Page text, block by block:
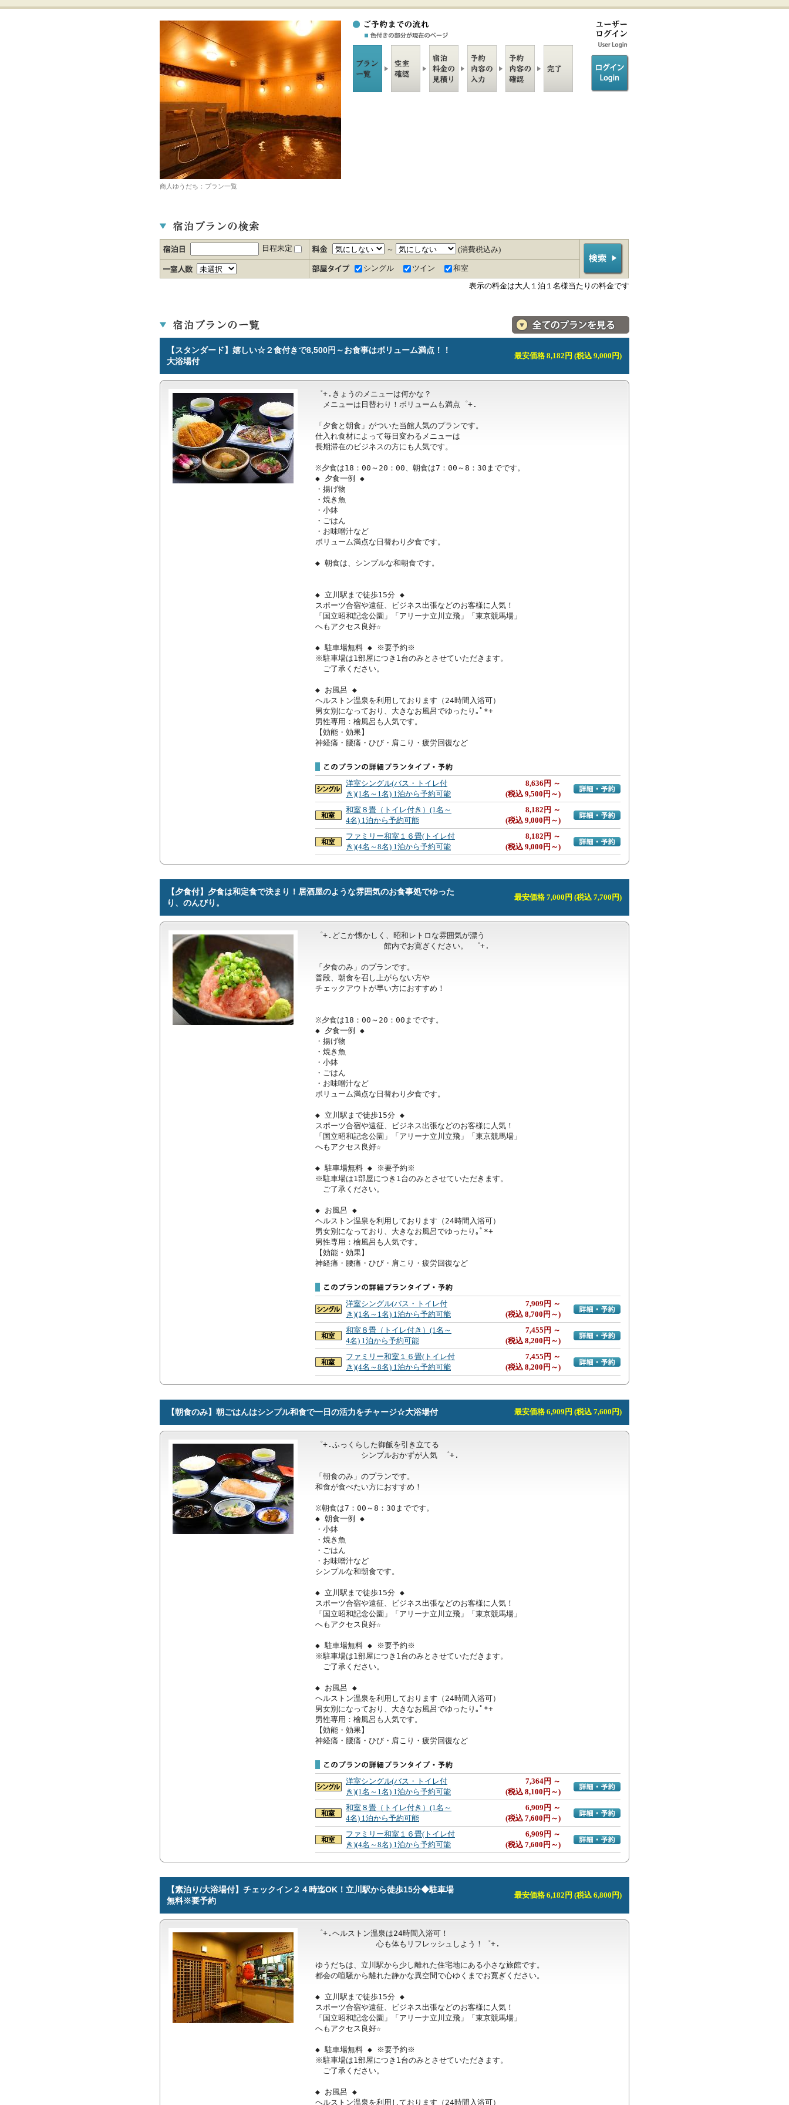
商人ゆうだち：プラン一覧
日程未定 ～ (消費税込み)
シングル ツイン
和室
表示の料金は大人１泊１名様当たりの料金です
料金・宿泊プラン一覧へ
【スタンダード】嬉しい☆２食付きで8,500円～お食事はボリューム満点！！
大浴場付
最安価格 8,182円 (税込 9,000円)
゜+.きょうのメニューは何かな？
メニューは日替わり！ボリュームも満点゜+.
「夕食と朝食」がついた当館人気のプランです。
仕入れ食材によって毎日変わるメニューは
長期滞在のビジネスの方にも人気です。
※夕食は18：00～20：00、朝食は7：00～8：30までです。
◆ 夕食一例 ◆
・揚げ物
・焼き魚
・小鉢
・ごはん
・お味噌汁など
ボリューム満点な日替わり夕食です。
◆ 朝食は、シンプルな和朝食です。
◆ 立川駅まで徒歩15分 ◆
スポーツ合宿や遠征、ビジネス出張などのお客様に人気！
「国立昭和記念公園」「アリーナ立川立飛」「東京競馬場」
へもアクセス良好☆
◆ 駐車場無料 ◆ ※要予約※
※駐車場は1部屋につき1台のみとさせていただきます。
ご了承ください。
◆ お風呂 ◆
ヘルストン温泉を利用しております（24時間入浴可）
男女別になっており、大きなお風呂でゆったり｡ﾟ*+
男性専用：檜風呂も人気です。
【効能・効果】
神経痛・腰痛・ひび・肩こり・疲労回復など
洋室シングル(バス・トイレ付
き)(1名～1名) 1泊から予約可能
8,636円 ～
(税込 9,500円～)
詳細・予約へ
和室８畳（トイレ付き）(1名～
4名) 1泊から予約可能
8,182円 ～
(税込 9,000円～)
詳細・予約へ
ファミリー和室１６畳(トイレ付
き)(4名～8名) 1泊から予約可能
8,182円 ～
(税込 9,000円～)
詳細・予約へ
【夕食付】夕食は和定食で決まり！居酒屋のような雰囲気のお食事処でゆった
り、のんびり。
最安価格 7,000円 (税込 7,700円)
゜+.どこか懐かしく、昭和レトロな雰囲気が漂う
館内でお寛ぎください。 ゜+.
「夕食のみ」のプランです。
普段、朝食を召し上がらない方や
チェックアウトが早い方におすすめ！
※夕食は18：00～20：00までです。
◆ 夕食一例 ◆
・揚げ物
・焼き魚
・小鉢
・ごはん
・お味噌汁など
ボリューム満点な日替わり夕食です。
◆ 立川駅まで徒歩15分 ◆
スポーツ合宿や遠征、ビジネス出張などのお客様に人気！
「国立昭和記念公園」「アリーナ立川立飛」「東京競馬場」
へもアクセス良好☆
◆ 駐車場無料 ◆ ※要予約※
※駐車場は1部屋につき1台のみとさせていただきます。
ご了承ください。
◆ お風呂 ◆
ヘルストン温泉を利用しております（24時間入浴可）
男女別になっており、大きなお風呂でゆったり｡ﾟ*+
男性専用：檜風呂も人気です。
【効能・効果】
神経痛・腰痛・ひび・肩こり・疲労回復など
洋室シングル(バス・トイレ付
き)(1名～1名) 1泊から予約可能
7,909円 ～
(税込 8,700円～)
詳細・予約へ
和室８畳（トイレ付き）(1名～
4名) 1泊から予約可能
7,455円 ～
(税込 8,200円～)
詳細・予約へ
ファミリー和室１６畳(トイレ付
き)(4名～8名) 1泊から予約可能
7,455円 ～
(税込 8,200円～)
詳細・予約へ
【朝食のみ】朝ごはんはシンプル和食で一日の活力をチャージ☆大浴場付 最安価格 6,909円 (税込 7,600円)
゜+.ふっくらした御飯を引き立てる
シンプルおかずが人気 ゜+.
「朝食のみ」のプランです。
和食が食べたい方におすすめ！
※朝食は7：00～8：30までです。
◆ 朝食一例 ◆
・小鉢
・焼き魚
・ごはん
・お味噌汁など
シンプルな和朝食です。
◆ 立川駅まで徒歩15分 ◆
スポーツ合宿や遠征、ビジネス出張などのお客様に人気！
「国立昭和記念公園」「アリーナ立川立飛」「東京競馬場」
へもアクセス良好☆
◆ 駐車場無料 ◆ ※要予約※
※駐車場は1部屋につき1台のみとさせていただきます。
ご了承ください。
◆ お風呂 ◆
ヘルストン温泉を利用しております（24時間入浴可）
男女別になっており、大きなお風呂でゆったり｡ﾟ*+
男性専用：檜風呂も人気です。
【効能・効果】
神経痛・腰痛・ひび・肩こり・疲労回復など
洋室シングル(バス・トイレ付
き)(1名～1名) 1泊から予約可能
7,364円 ～
(税込 8,100円～)
詳細・予約へ
和室８畳（トイレ付き）(1名～
4名) 1泊から予約可能
6,909円 ～
(税込 7,600円～)
詳細・予約へ
ファミリー和室１６畳(トイレ付
き)(4名～8名) 1泊から予約可能
6,909円 ～
(税込 7,600円～)
詳細・予約へ
【素泊り/大浴場付】チェックイン２４時迄OK！立川駅から徒歩15分◆駐車場
無料※要予約
最安価格 6,182円 (税込 6,800円)
゜+.ヘルストン温泉は24時間入浴可！
心も体もリフレッシュしよう！゜+.
ゆうだちは、立川駅から少し離れた住宅地にある小さな旅館です。
都会の喧騒から離れた静かな異空間で心ゆくまでお寛ぎください。
◆ 立川駅まで徒歩15分 ◆
スポーツ合宿や遠征、ビジネス出張などのお客様に人気！
「国立昭和記念公園」「アリーナ立川立飛」「東京競馬場」
へもアクセス良好☆
◆ 駐車場無料 ◆ ※要予約※
※駐車場は1部屋につき1台のみとさせていただきます。
ご了承ください。
◆ お風呂 ◆
ヘルストン温泉を利用しております（24時間入浴可）